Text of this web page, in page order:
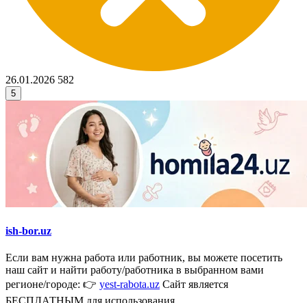
26.01.2026 582
5
ish-bor.uz
Если вам нужна работа или работник, вы можете посетить
наш сайт и найти работу/работника в выбранном вами
регионе/городе: 👉 yest-rabota.uz Сайт является
БЕСПЛАТНЫМ для использования